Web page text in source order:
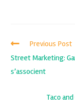
Previous Post
Street Marketing:
s’associent
Taco